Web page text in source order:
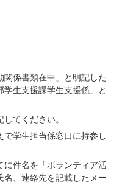
係書類在中」と明記した
生支援課学生支援係」と
てください。
学生担当係窓口に持参し
に件名を「ボランティア活
名、連絡先を記載したメー